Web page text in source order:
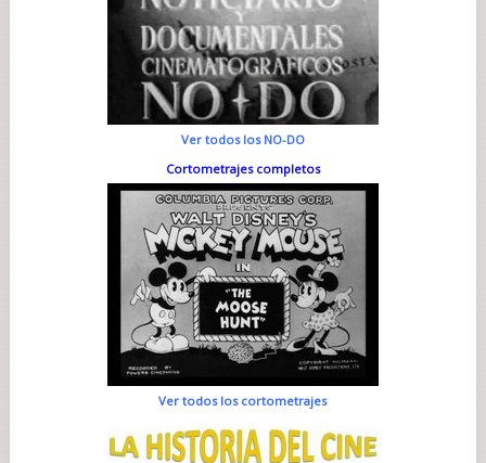
Ver todos los NO-DO
Cortometrajes completos
Ver todos los cortometrajes